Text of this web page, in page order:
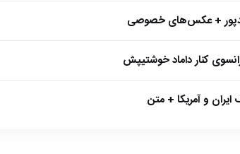
+ عکس‌های خصوصی
کنار داماد خوشتیپش
و آمریکا + متن